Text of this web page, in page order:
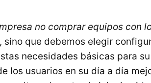
no comprar equipos con
, sino que debemos elegir
necesidades básicas para su
los usuarios en su día a día